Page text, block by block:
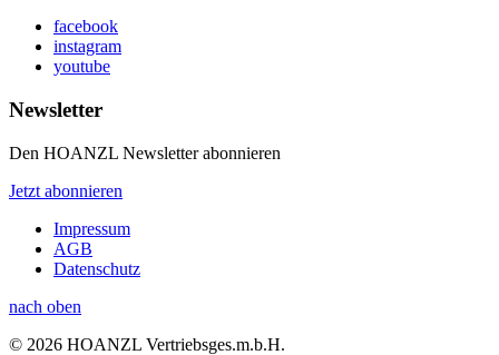
facebook
instagram
youtube
Newsletter
Den HOANZL Newsletter abonnieren
Jetzt abonnieren
Impressum
AGB
Datenschutz
nach oben
© 2026 HOANZL Vertriebsges.m.b.H.